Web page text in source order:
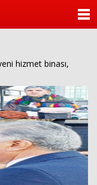
hizmet binası,
ANKETLER
FOTO GALERİ
VİDEO GALERİ